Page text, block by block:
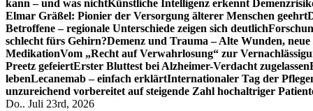
kann – und was nichtKünstliche Intelligenz erkennt
Elmar Gräßel: Pionier der Versorgung älterer Menschen geehrt
Betroffene – regionale Unterschiede zeigen sich deutlich
schlecht fürs Gehirn?Demenz und Trauma – Alte Wunden,
MedikationVom „Recht auf Verwahrlosung“ zur
Preetz gefeiertErster Bluttest bei Alzheimer-Verdacht zugelassen
lebenLecanemab – einfach erklärtInternationaler Tag der
unzureichend vorbereitet auf steigende Zahl hochaltriger
Do.. Juli 23rd, 2026